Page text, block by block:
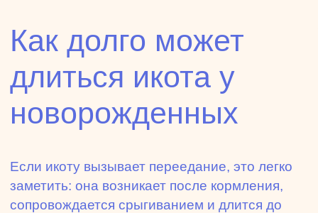
Как долго может
длиться икота у
новорожденных
Если икоту вызывает переедание, это легко
заметить: она возникает после кормления,
сопровождается срыгиванием и длится до